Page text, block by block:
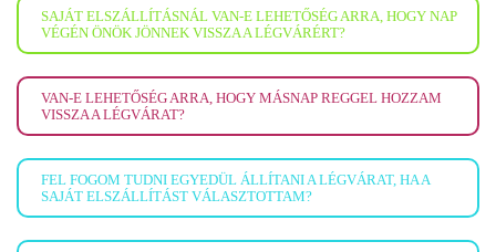
SAJÁT ELSZÁLLÍTÁSNÁL VAN-E LEHETŐSÉG ARRA, HOGY NAP
VÉGÉN ÖNÖK JÖNNEK VISSZA A LÉGVÁRÉRT?
VAN-E LEHETŐSÉG ARRA, HOGY MÁSNAP REGGEL HOZZAM
VISSZA A LÉGVÁRAT?
FEL FOGOM TUDNI EGYEDÜL ÁLLÍTANI A LÉGVÁRAT, HA A
SAJÁT ELSZÁLLÍTÁST VÁLASZTOTTAM?